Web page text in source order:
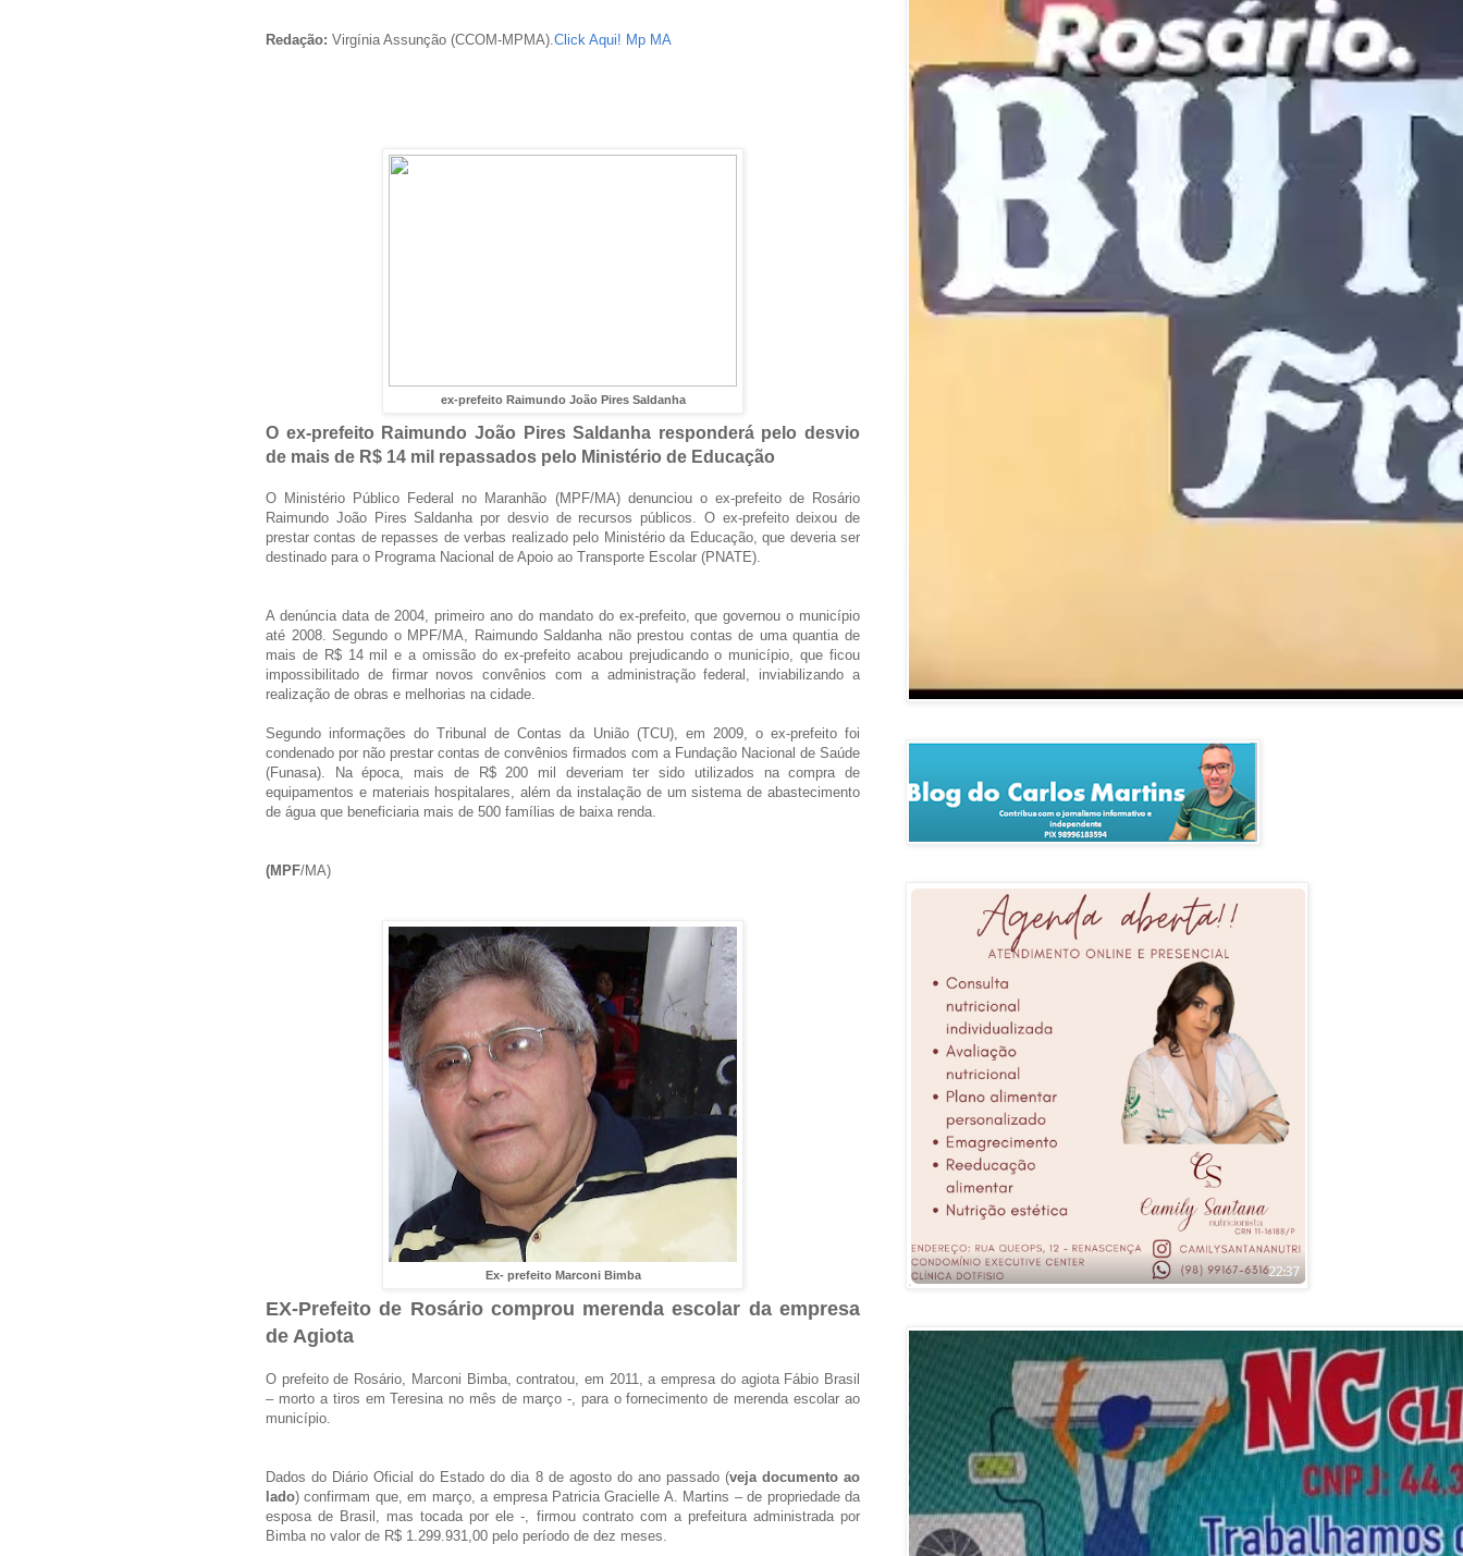
Redação: Virgínia Assunção (CCOM-MPMA).Click Aqui! Mp MA
ex-prefeito Raimundo João Pires Saldanha
O ex-prefeito Raimundo João Pires Saldanha responderá pelo desvio
de mais de R$ 14 mil repassados pelo Ministério de Educação
O Ministério Público Federal no Maranhão (MPF/MA) denunciou o ex-prefeito de Rosário
Raimundo João Pires Saldanha por desvio de recursos públicos. O ex-prefeito deixou de
prestar contas de repasses de verbas realizado pelo Ministério da Educação, que deveria ser
destinado para o Programa Nacional de Apoio ao Transporte Escolar (PNATE).
A denúncia data de 2004, primeiro ano do mandato do ex-prefeito, que governou o município
até 2008. Segundo o MPF/MA, Raimundo Saldanha não prestou contas de uma quantia de
mais de R$ 14 mil e a omissão do ex-prefeito acabou prejudicando o município, que ficou
impossibilitado de firmar novos convênios com a administração federal, inviabilizando a
realização de obras e melhorias na cidade.
Segundo informações do Tribunal de Contas da União (TCU), em 2009, o ex-prefeito foi
condenado por não prestar contas de convênios firmados com a Fundação Nacional de Saúde
(Funasa). Na época, mais de R$ 200 mil deveriam ter sido utilizados na compra de
equipamentos e materiais hospitalares, além da instalação de um sistema de abastecimento
de água que beneficiaria mais de 500 famílias de baixa renda.
(MPF/MA)
Ex- prefeito Marconi Bimba
EX-Prefeito de Rosário comprou merenda escolar da empresa
de Agiota
O prefeito de Rosário, Marconi Bimba, contratou, em 2011, a empresa do agiota Fábio Brasil
– morto a tiros em Teresina no mês de março -, para o fornecimento de merenda escolar ao
município.
Dados do Diário Oficial do Estado do dia 8 de agosto do ano passado (veja documento ao
lado) confirmam que, em março, a empresa Patricia Gracielle A. Martins – de propriedade da
esposa de Brasil, mas tocada por ele -, firmou contrato com a prefeitura administrada por
Bimba no valor de R$ 1.299.931,00 pelo período de dez meses.